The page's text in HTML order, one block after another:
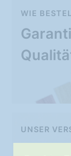
WIE
UNSER